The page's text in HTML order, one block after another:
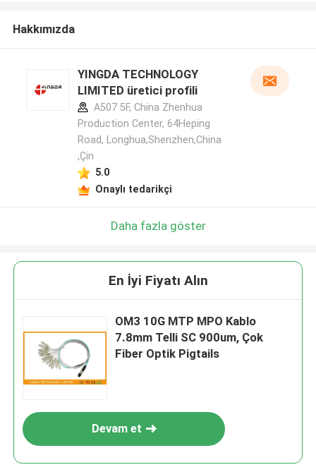
Hakkımızda
YINGDA TECHNOLOGY
LIMITED üretici profili
A507 5F, China Zhenhua
Production Center, 64Heping
Road, Longhua,Shenzhen,China
,Çin
5.0
Onaylı tedarikçi
Daha fazla göster
En İyi Fiyatı Alın
OM3 10G MTP MPO Kablo
7.8mm Telli SC 900um, Çok
Fiber Optik Pigtails
Devam et